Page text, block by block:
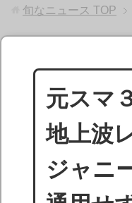
旬なニュース TOP
元スマ
地上波
ジャニ